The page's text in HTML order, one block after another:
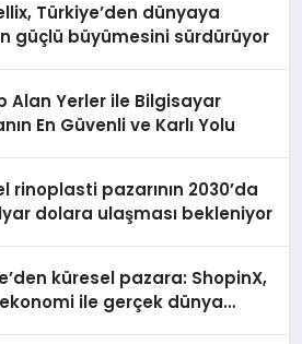
Türkiye’den dünyaya
güçlü büyümesini sürdürüyor
Alan Yerler ile Bilgisayar
En Güvenli ve Karlı Yolu
rinoplasti pazarının 2030’da
dolara ulaşması bekleniyor
küresel pazara: ShopinX,
ile gerçek dünya